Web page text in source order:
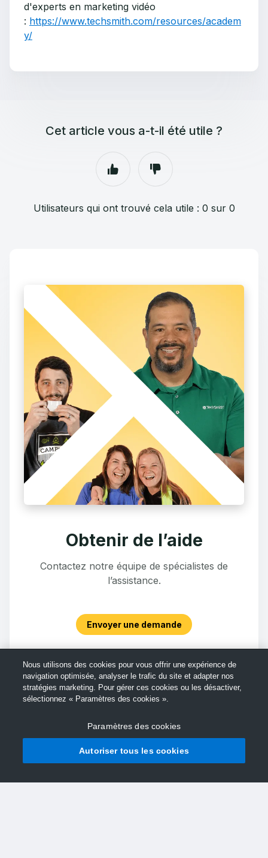
d'experts en marketing vidéo
: https://www.techsmith.com/resources/academ
y/
Cet article vous a-t-il été utile ?
Utilisateurs qui ont trouvé cela utile : 0 sur 0
Obtenir de l’aide
Contactez notre équipe de spécialistes de
l’assistance.
Envoyer une demande
Nous utilisons des cookies pour vous offrir une expérience de
navigation optimisée, analyser le trafic du site et adapter nos
stratégies marketing. Pour gérer ces cookies ou les désactiver,
sélectionnez « Paramètres des cookies ».
Paramètres des cookies
Autoriser tous les cookies